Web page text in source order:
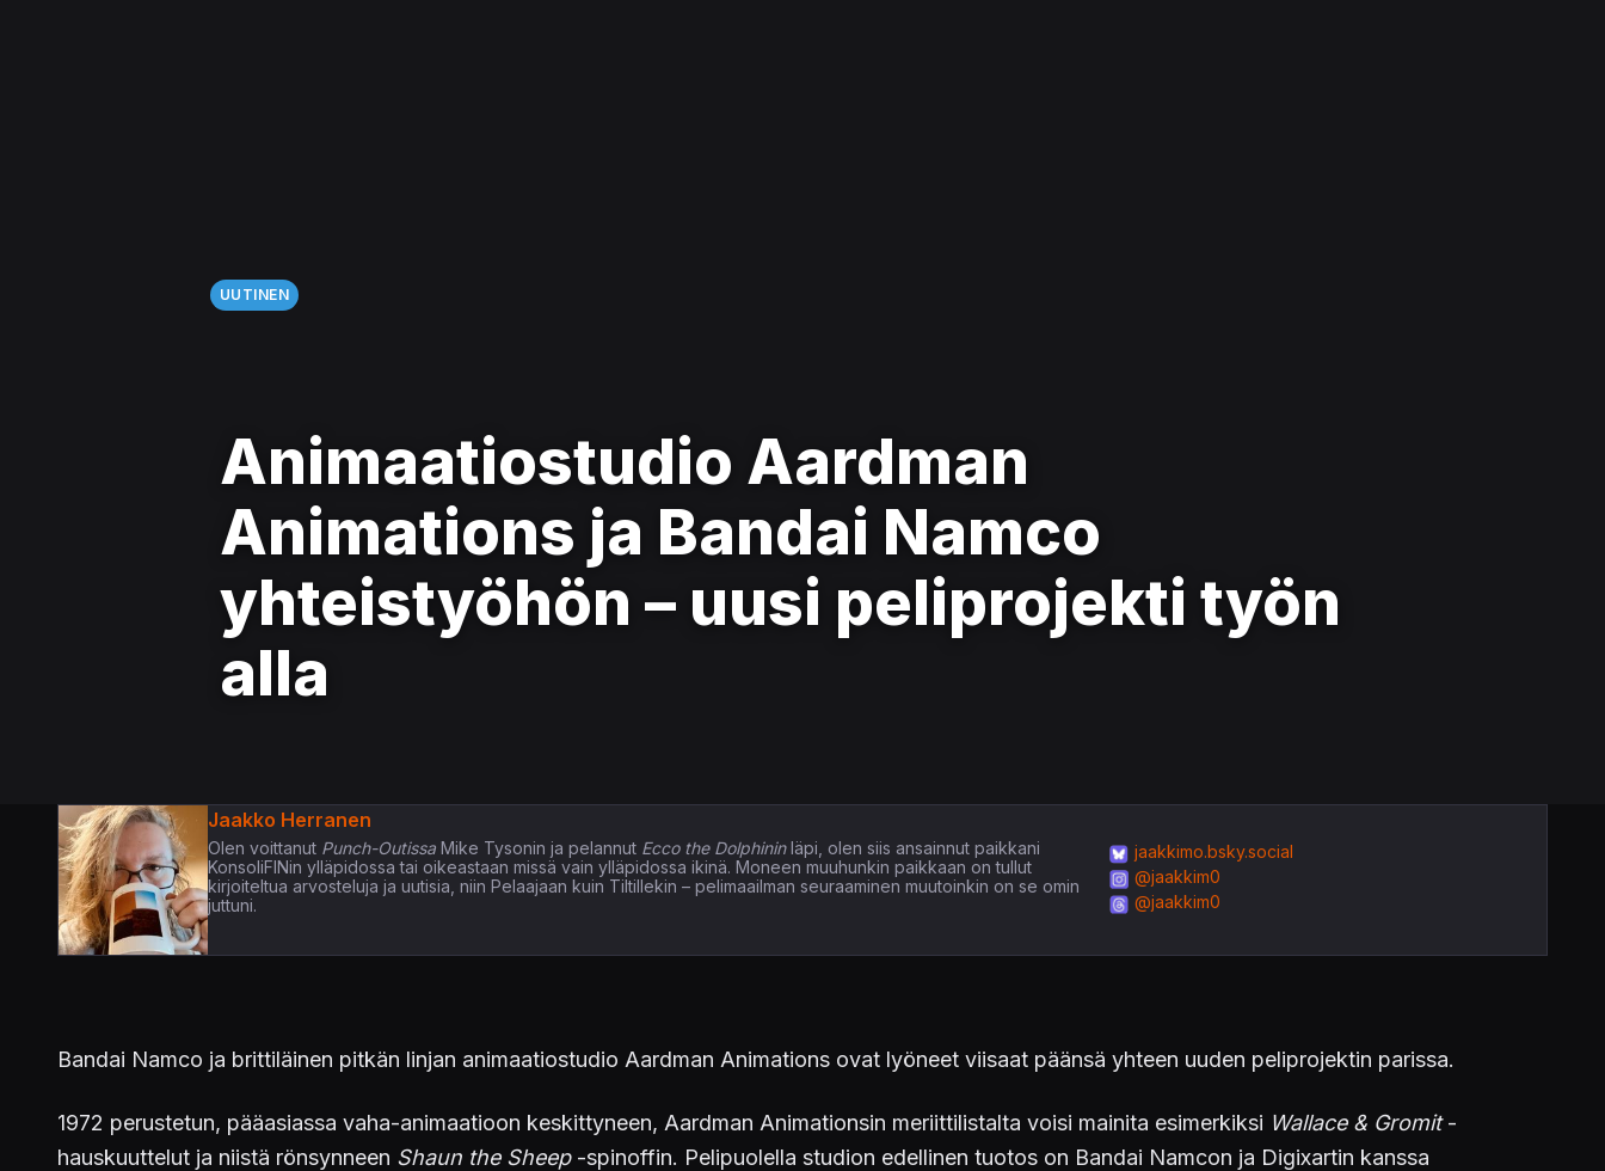
UUTINEN
Animaatiostudio Aardman
Animations ja Bandai Namco
yhteistyöhön – uusi peliprojekti työn
alla
Jaakko Herranen
Olen voittanut Punch-Outissa Mike Tysonin ja pelannut Ecco the Dolphininläpi, olen siis ansainnut paikkani
KonsoliFINin ylläpidossa tai oikeastaan missä vain ylläpidossa ikinä. Moneen muuhunkin paikkaan on tullut
kirjoiteltua arvosteluja ja uutisia, niin Pelaajaan kuin Tiltillekin – pelimaailman seuraaminen muutoinkin on se omin
juttuni.
jaakkimo.bsky.social
@jaakkim0
@jaakkim0
Bandai Namco ja brittiläinen pitkän linjan animaatiostudio Aardman Animations ovat lyöneet viisaat päänsä yhteen uuden peliprojektin parissa.
1972 perustetun, pääasiassa vaha-animaatioon keskittyneen, Aardman Animationsin meriittilistalta voisi mainita esimerkiksi Wallace & Gromit-
hauskuuttelut ja niistä rönsynneen Shaun the Sheep-spinoffin. Pelipuolella studion edellinen tuotos on Bandai Namcon ja Digixartin kanssa